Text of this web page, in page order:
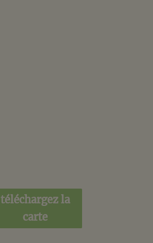
téléchargez la
carte